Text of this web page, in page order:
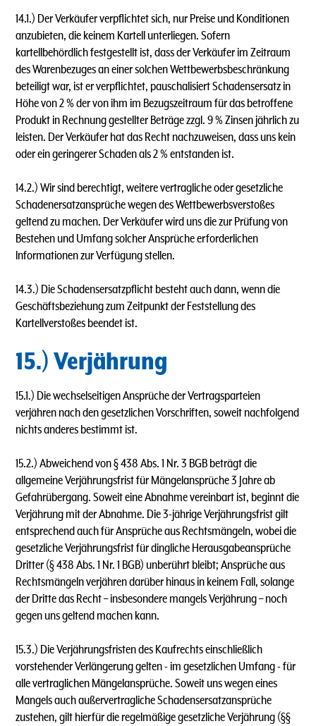
14.1.) Der Verkäufer verpflichtet sich, nur Preise und Konditionen
anzubieten, die keinem Kartell unterliegen. Sofern
kartellbehördlich festgestellt ist, dass der Verkäufer im Zeitraum
des Warenbezuges an einer solchen Wettbewerbsbeschränkung
beteiligt war, ist er verpflichtet, pauschalisiert Schadensersatz in
Höhe von 2 % der von ihm im Bezugszeitraum für das betroffene
Produkt in Rechnung gestellter Beträge zzgl. 9 % Zinsen jährlich zu
leisten. Der Verkäufer hat das Recht nachzuweisen, dass uns kein
oder ein geringerer Schaden als 2 % entstanden ist.
14.2.) Wir sind berechtigt, weitere vertragliche oder gesetzliche
Schadenersatzansprüche wegen des Wettbewerbsverstoßes
geltend zu machen. Der Verkäufer wird uns die zur Prüfung von
Bestehen und Umfang solcher Ansprüche erforderlichen
lnformationen zur Verfügung stellen.
14.3.) Die Schadensersatzpflicht besteht auch dann, wenn die
Geschäftsbeziehung zum Zeitpunkt der Feststellung des
Kartellverstoßes beendet ist.
15.) Verjährung
15.1.) Die wechselseitigen Ansprüche der Vertragsparteien
verjähren nach den gesetzlichen Vorschriften, soweit nachfolgend
nichts anderes bestimmt ist.
15.2.) Abweichend von § 438 Abs. 1 Nr. 3 BGB beträgt die
allgemeine Verjährungsfrist für Mängelansprüche 3 Jahre ab
Gefahrübergang. Soweit eine Abnahme vereinbart ist, beginnt die
Verjährung mit der Abnahme. Die 3-jährige Verjährungsfrist gilt
entsprechend auch für Ansprüche aus Rechtsmängeln, wobei die
gesetzliche Verjährungsfrist für dingliche Herausgabeansprüche
Dritter (§ 438 Abs. 1 Nr. 1 BGB) unberührt bleibt; Ansprüche aus
Rechtsmängeln verjähren darüber hinaus in keinem Fall, solange
der Dritte das Recht – insbesondere mangels Verjährung – noch
gegen uns geltend machen kann.
15.3.) Die Verjährungsfristen des Kaufrechts einschließlich
vorstehender Verlängerung gelten - im gesetzlichen Umfang - für
alle vertraglichen Mängelansprüche. Soweit uns wegen eines
Mangels auch außervertragliche Schadensersatzansprüche
zustehen, gilt hierfür die regelmäßige gesetzliche Verjährung (§§